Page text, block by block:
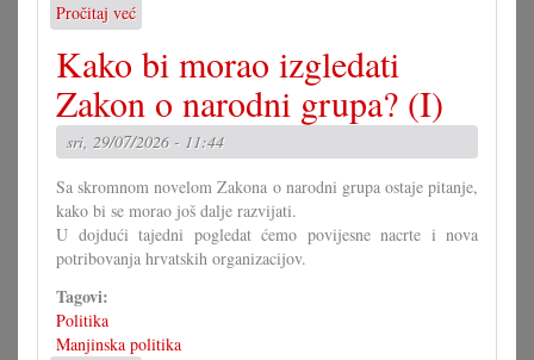
Pročitaj već
U
čem
more
pomoći
Savjet
mladih?
Kako bi morao izgledati
Zakon o narodni grupa? (I)
sri, 29/07/2026 - 11:44
Sa skromnom novelom Zakona o narodni grupa ostaje pitanje,
kako bi se morao još dalje razvijati.
U dojdući tajedni pogledat ćemo povijesne nacrte i nova
potribovanja hrvatskih organizacijov.
Tagovi:
Politika
Manjinska politika